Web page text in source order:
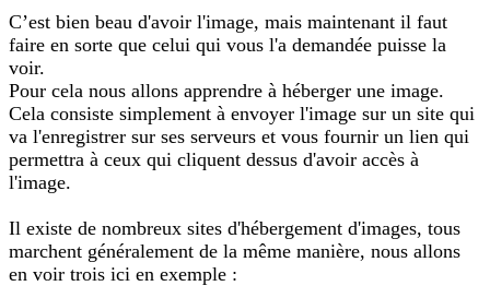
C’est bien beau d'avoir l'image, mais maintenant il faut
faire en sorte que celui qui vous l'a demandée puisse la
voir.
Pour cela nous allons apprendre à héberger une image.
Cela consiste simplement à envoyer l'image sur un site qui
va l'enregistrer sur ses serveurs et vous fournir un lien qui
permettra à ceux qui cliquent dessus d'avoir accès à
l'image.
Il existe de nombreux sites d'hébergement d'images, tous
marchent généralement de la même manière, nous allons
en voir trois ici en exemple :